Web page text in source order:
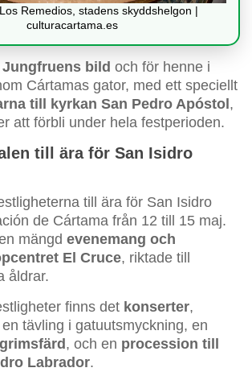
Remedios, stadens skyddshelgon |
culturacartama.es
Jungfruens bild och för henne i
Cártamas gator, med ett speciellt
till kyrkan San Pedro Apóstol ,
att förbli under hela festperioden.
till ära för San Isidro
till ära för San Isidro
de Cártama från 12 till 15 maj.
mängd evenemang och
El Cruce, riktade till
åldrar.
finns det konserter,
tävling i gatuutsmyckning, en
, och en procession till
Labrador.